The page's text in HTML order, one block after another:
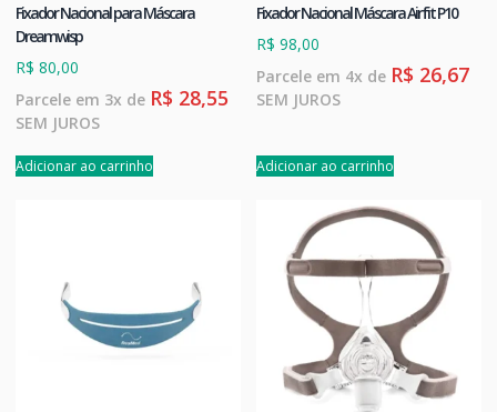
Fixador Nacional para Máscara
Dreamwisp
R$ 80,00
Parcele em 3x de R$ 28,55
SEM JUROS
Adicionar ao carrinho
Fixador Nacional Máscara Airfit P10
R$ 98,00
Parcele em 4x de R$ 26,67
SEM JUROS
Adicionar ao carrinho